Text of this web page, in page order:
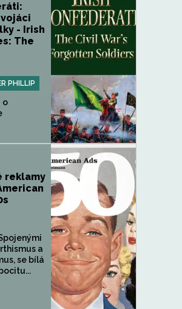
- Irish
The
PHILLIP
o
reklamy
a
se bílá